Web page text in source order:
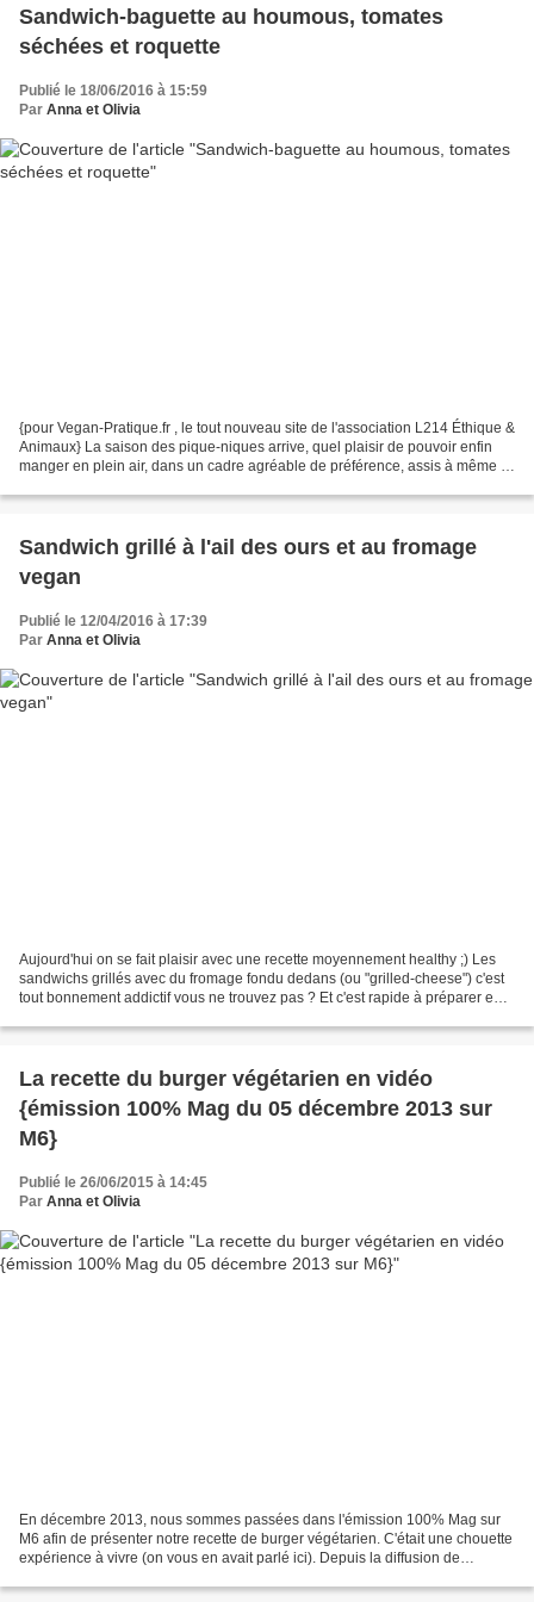
Sandwich-baguette au houmous, tomates
séchées et roquette
Publié le 18/06/2016 à 15:59
Par Anna et Olivia
{pour Vegan-Pratique.fr , le tout nouveau site de l'association L214 Éthique &
Animaux} La saison des pique-niques arrive, quel plaisir de pouvoir enfin
manger en plein air, dans un cadre agréable de préférence, assis à même le
Sandwich grillé à l'ail des ours et au fromage
vegan
Publié le 12/04/2016 à 17:39
Par Anna et Olivia
Aujourd'hui on se fait plaisir avec une recette moyennement healthy ;) Les
sandwichs grillés avec du fromage fondu dedans (ou "grilled-cheese") c'est
tout bonnement addictif vous ne trouvez pas ? Et c'est rapide à préparer en
La recette du burger végétarien en vidéo
{émission 100% Mag du 05 décembre 2013 sur
M6}
Publié le 26/06/2015 à 14:45
Par Anna et Olivia
En décembre 2013, nous sommes passées dans l'émission 100% Mag sur
M6 afin de présenter notre recette de burger végétarien. C'était une chouette
expérience à vivre (on vous en avait parlé ici). Depuis la diffusion de